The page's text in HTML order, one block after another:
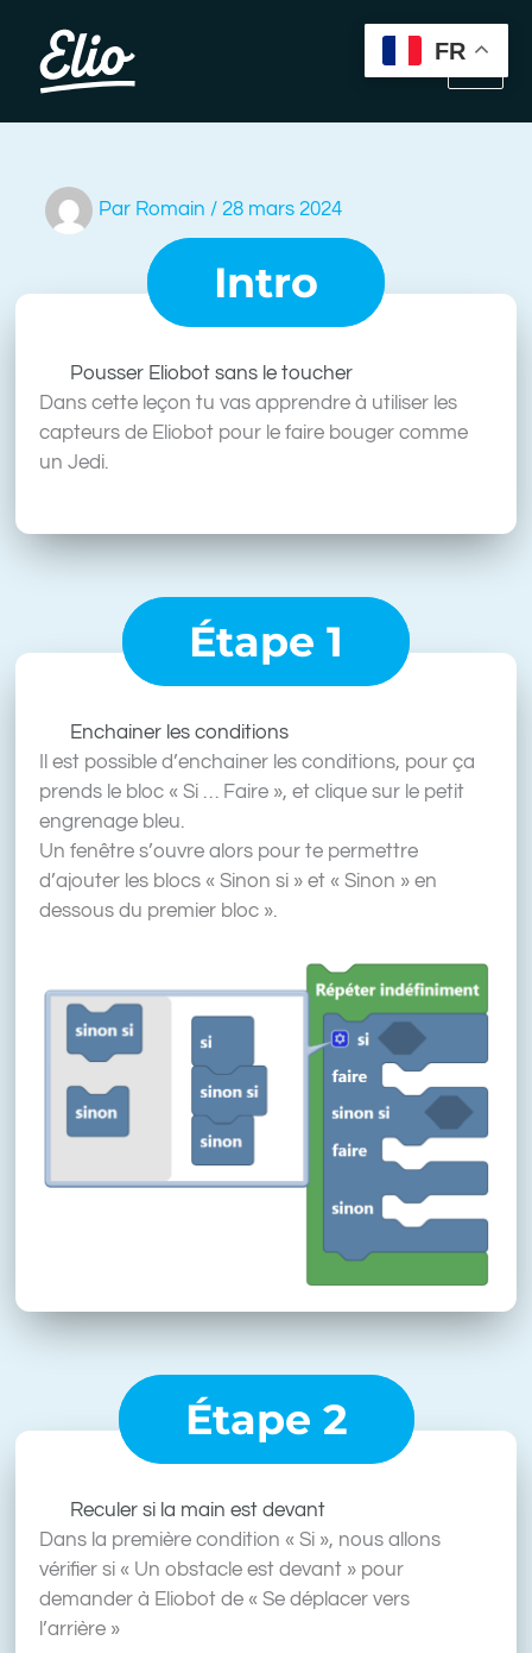
contenu
Par Romain /28 mars 2024
Intro
Pousser Eliobot sans le toucher
Dans cette leçon tu vas apprendre à utiliser les
capteurs de Eliobot pour le faire bouger comme
un Jedi.
Étape 1
Enchainer les conditions
Il est possible d’enchainer les conditions, pour ça
prends le bloc « Si … Faire », et clique sur le petit
engrenage bleu.
Un fenêtre s’ouvre alors pour te permettre
d’ajouter les blocs « Sinon si » et « Sinon » en
dessous du premier bloc ».
Étape 2
Reculer si la main est devant
Dans la première condition « Si », nous allons
vérifier si « Un obstacle est devant » pour
demander à Eliobot de « Se déplacer vers
l’arrière »
FR